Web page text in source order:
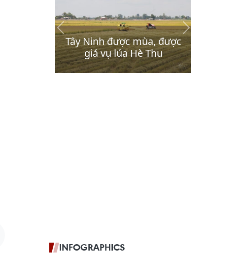
INFOGRAPHICS